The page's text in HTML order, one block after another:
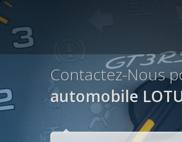
Contactez-Nous
automobile